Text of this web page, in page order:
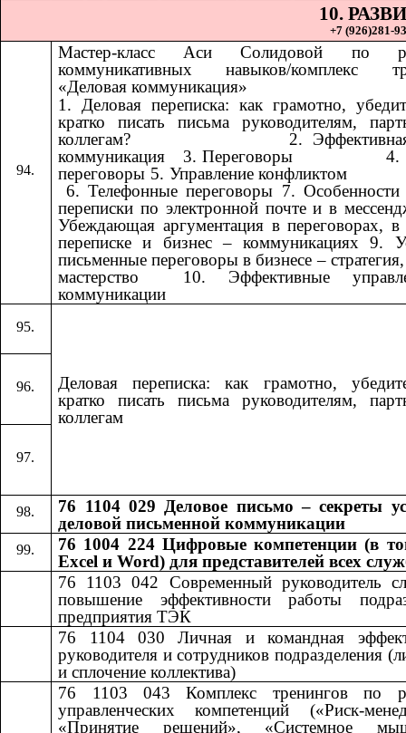
10.
+7 (926)281-
Мастер-класс Аси Солидовой по
коммуникативных навыков/комплекс
«Деловая коммуникация»
1. Деловая переписка: как грамотно,
кратко писать письма руководителям,
коллегам? ​​ ​​ ​​ ​​ ​​ ​​ ​​ ​​ ​​ ​​ ​​ ​​ ​​ ​​ ​​​​ 2. Эффективная
коммуникация ​​​​ 3. Переговоры ​​ ​​ ​​ ​​ ​​ ​​ ​​ ​​ ​​ ​​ ​​ ​​ ​​ ​​​​ 4.
переговоры 5. Управление конфликтом
6. Телефонные переговоры 7. Особенности
переписки по электронной почте и в
Убеждающая аргументация в переговорах, в
переписке и бизнес – коммуникациях 9.
письменные переговоры в бизнесе – стратегия,
мастерство ​​ 10. Эффективные
коммуникации​​
Деловая переписка: как грамотно,
кратко писать письма руководителям,
коллегам
76 1104 029 Деловое письмо – секреты
деловой письменной коммуникации
76 1004 224 Цифровые компетенции (в
Excel и Word) для представителей всех
76 1103 042
Современный руководитель
повышение эффективности работы
предприятия ТЭК
76 1104 030 ​​Личная и командная
руководителя и сотрудников подразделения
и сплочение коллектива)
76 1103 043 ​​Комплекс тренингов по
управленческих компетенций («Риск-
«Принятие решений», «Системное